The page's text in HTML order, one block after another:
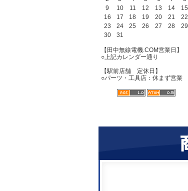
9
10 11 12 13 14
15
16
17 18 19 20 21
22
23
24 25 26 27 28
29
30
31
【田中無線電機.COM営業日】
○上記カレンダー通り
【駅前店舗 定休日】
○パーツ・工具店：休まず営業